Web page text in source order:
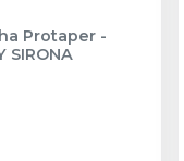
Protaper -
SIRONA